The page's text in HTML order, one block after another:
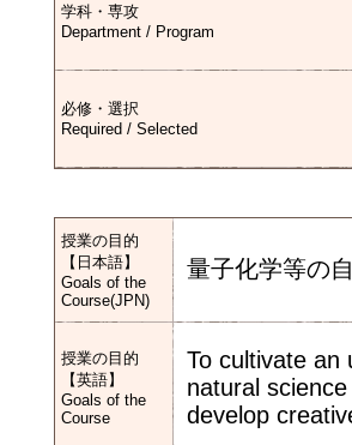
学科・専攻
Department / Program
必修・選択
Required / Selected
授業の目的
【日本語】
Goals of the
Course(JPN)
量子化学等の
授業の目的
【英語】
Goals of the
Course
To cultivate an
natural
develop